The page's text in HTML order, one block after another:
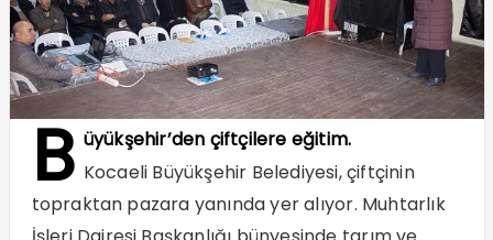
B üyükşehir’den çiftçilere eğitim.
Kocaeli Büyükşehir Belediyesi, çiftçinin
topraktan pazara yanında yer alıyor. Muhtarlık